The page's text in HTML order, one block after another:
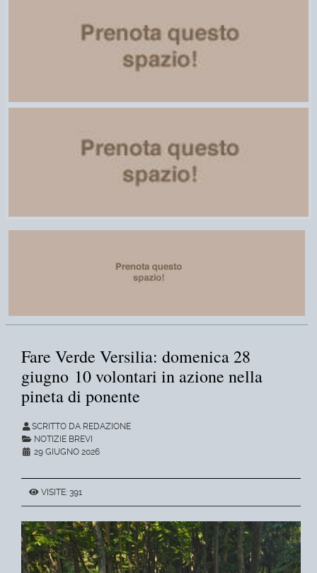
Fare Verde Versilia: domenica 28
giugno 10 volontari in azione nella
pineta di ponente
SCRITTO DA REDAZIONE
NOTIZIE BREVI
29 GIUGNO 2026
VISITE: 391